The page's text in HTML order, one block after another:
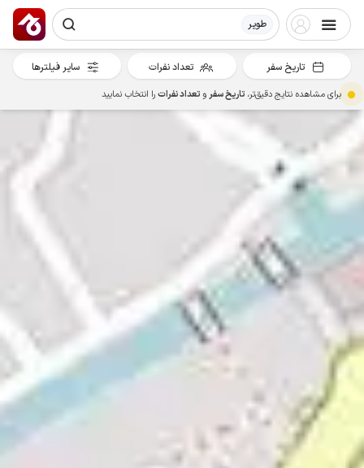
طویر
تاریخ سفر تعداد نفرات سایر فیلترها
برای مشاهده نتایج دقیق‌تر، تاریخ سفرو تعداد نفراترا انتخاب نمایید